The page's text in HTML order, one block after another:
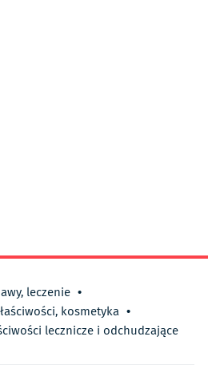
leczenie •
kosmetyka •
lecznicze i odchudzające